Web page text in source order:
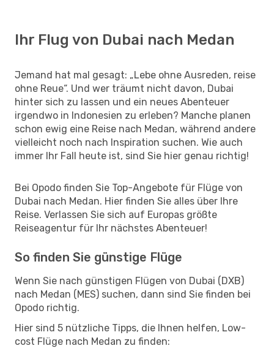
Ihr Flug von Dubai nach Medan
Jemand hat mal gesagt: „Lebe ohne Ausreden, reise
ohne Reue“. Und wer träumt nicht davon, Dubai
hinter sich zu lassen und ein neues Abenteuer
irgendwo in Indonesien zu erleben? Manche planen
schon ewig eine Reise nach Medan, während andere
vielleicht noch nach Inspiration suchen. Wie auch
immer Ihr Fall heute ist, sind Sie hier genau richtig!
Bei Opodo finden Sie Top-Angebote für Flüge von
Dubai nach Medan. Hier finden Sie alles über Ihre
Reise. Verlassen Sie sich auf Europas größte
Reiseagentur für Ihr nächstes Abenteuer!
So finden Sie günstige Flüge
Wenn Sie nach günstigen Flügen von Dubai (DXB)
nach Medan (MES) suchen, dann sind Sie finden bei
Opodo richtig.
Hier sind 5 nützliche Tipps, die Ihnen helfen, Low-
cost Flüge nach Medan zu finden: